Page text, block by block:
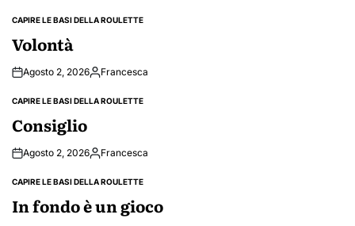
POSTED
CAPIRE LE BASI DELLA ROULETTE
Volontà
Agosto 2, 2026PostedFrancesca
POSTED
CAPIRE LE BASI DELLA ROULETTE
Consiglio
Agosto 2, 2026PostedFrancesca
POSTED
CAPIRE LE BASI DELLA ROULETTE
In fondo è un gioco